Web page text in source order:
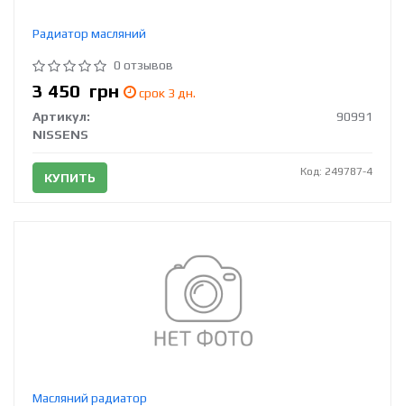
Радиатор масляний
0 отзывов
3 450 грн
срок 3 дн.
Артикул:
90991
NISSENS
КУПИТЬ Код: 249787-4
Масляний радиатор